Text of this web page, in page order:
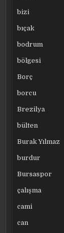
bizi
bıçak
bodrum
bölgesi
Borç
borcu
Brezilya
bülten
Burak Yılmaz
burdur
Bursaspor
çalışma
cami
can